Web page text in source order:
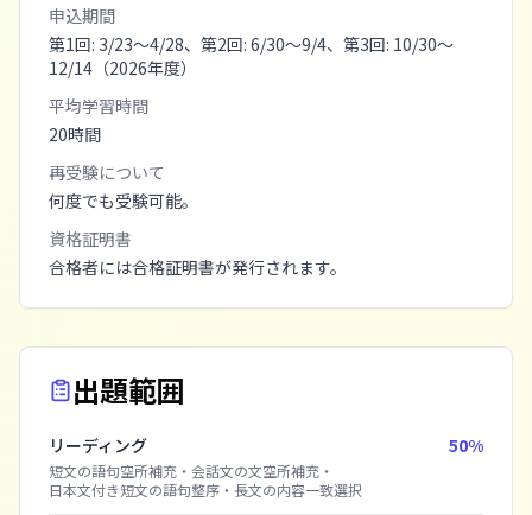
申込期間
第1回: 3/23〜4/28、第2回: 6/30〜9/4、第3回: 10/30〜
12/14（2026年度）
平均学習時間
20時間
再受験について
何度でも受験可能。
資格証明書
合格者には合格証明書が発行されます。
出題範囲
リーディング 50%
短文の語句空所補充 ・ 会話文の文空所補充 ・
日本文付き短文の語句整序 ・ 長文の内容一致選択